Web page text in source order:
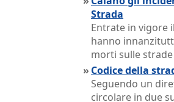
Strada
Entrate in vigore
hanno
morti sulle
» Codice della
Seguendo un
circolare in due